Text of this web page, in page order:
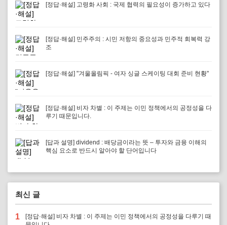
[정답·해설] 고령화 사회 : 국제 협력의 필요성이 증가하고 있다
[정답·해설] 민주주의 : 시민 저항의 중요성과 민주적 회복력 강
조
[정답·해설] "겨울올림픽 - 여자 싱글 스케이팅 대회 준비 현황"
[정답·해설] 비자 차별 : 이 주제는 이민 정책에서의 공정성을 다
루기 때문입니다.
[답과 설명] dividend : 배당금이라는 뜻 – 투자와 금융 이해의
핵심 요소로 반드시 알아야 할 단어입니다
최신 글
1
[정답·해설] 비자 차별 : 이 주제는 이민 정책에서의 공정성을 다루기 때